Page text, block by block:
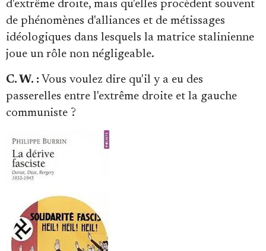
d'extrême droite, mais qu'elles procèdent souvent
de phénomènes d'alliances et de métissages
idéologiques dans lesquels la matrice stalinienne
joue un rôle non négligeable.
C. W. : Vous voulez dire qu'il y a eu des
passerelles entre l'extrême droite et la gauche
communiste ?